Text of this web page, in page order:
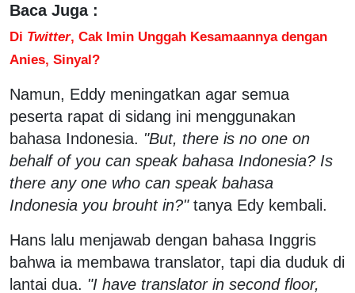
Baca Juga :
Di Twitter, Cak Imin Unggah Kesamaannya dengan
Anies, Sinyal?
Namun, Eddy meningatkan agar semua
peserta rapat di sidang ini menggunakan
bahasa Indonesia. "But, there is no one on
behalf of you can speak bahasa Indonesia? Is
there any one who can speak bahasa
Indonesia you brouht in?"tanya Edy kembali.
Hans lalu menjawab dengan bahasa Inggris
bahwa ia membawa translator, tapi dia duduk di
lantai dua. "I have translator in second floor,